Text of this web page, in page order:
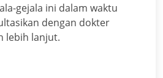
gejala ini dalam waktu
dengan dokter
lebih lanjut.